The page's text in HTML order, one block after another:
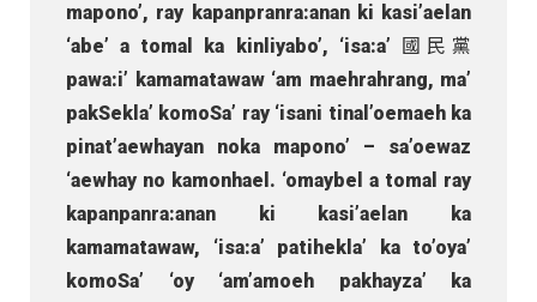
mapono’, ray kapanpranra:anan ki kasi’aelan
‘abe’ a tomal ka kinliyabo’, ‘isa:a’ 國民黨
pawa:i’ kamamatawaw ‘am maehrahrang, ma’
pakSekla’ komoSa’ ray ‘isani tinal’oemaeh ka
pinat’aewhayan noka mapono’ – sa’oewaz
‘aewhay no kamonhael. ‘omaybel a tomal ray
kapanpanra:anan ki kasi’aelan ka
kamamatawaw, ‘isa:a’ patihekla’ ka to’oya’
komoSa’ ‘oy ‘am’amoeh pakhayza’ ka